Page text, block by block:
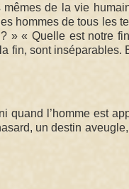
mêmes de la vie
hommes de tous les
» « Quelle est notre
fin, sont inséparables.
quand l’homme est
un destin